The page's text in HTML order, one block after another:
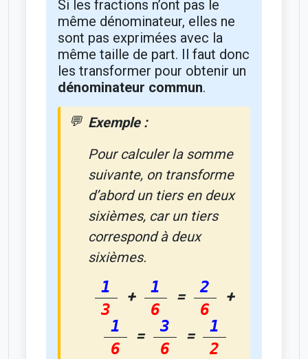
Si les fractions n’ont pas le
même dénominateur, elles ne
sont pas exprimées avec la
même taille de part. Il faut donc
les transformer pour obtenir un
dénominateur commun.
Exemple :
Pour calculer la somme
suivante, on transforme
d’abord un tiers en deux
sixièmes, car un tiers
correspond à deux
sixièmes.
1
3
+
1
6
=
2
6
+
1
6
=
3
6
=
1
2